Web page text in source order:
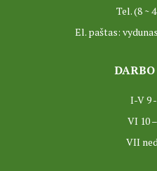
ES projektas
Tel. (8 ~
El. paštas:
I-V 9
VI 10
VII